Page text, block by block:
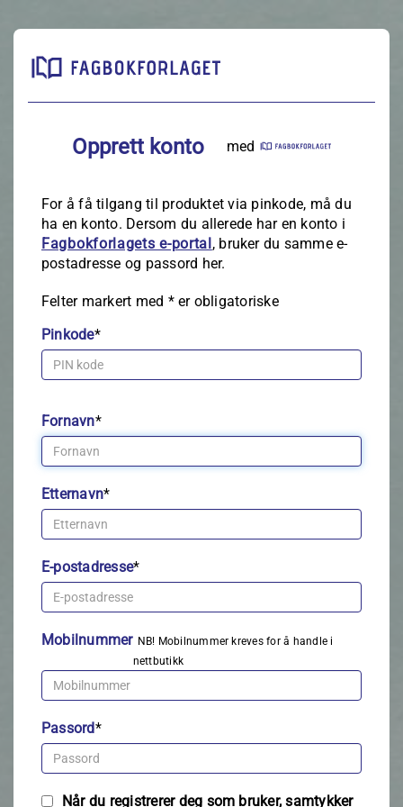
Opprett konto med
For å få tilgang til produktet via pinkode, må du
ha en konto. Dersom du allerede har en konto i
Fagbokforlagets e‑portal, bruker du samme e-
postadresse og passord her.
Felter markert med *er obligatoriske
Pinkode*
Fornavn*
Etternavn*
E-postadresse*
Mobilnummer NB! Mobilnummer kreves for å handle i
nettbutikk
Passord*
Når du registrerer deg som bruker, samtykker